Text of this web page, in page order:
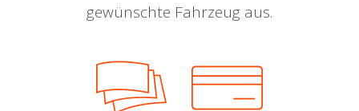
gewünschte Fahrzeug aus.